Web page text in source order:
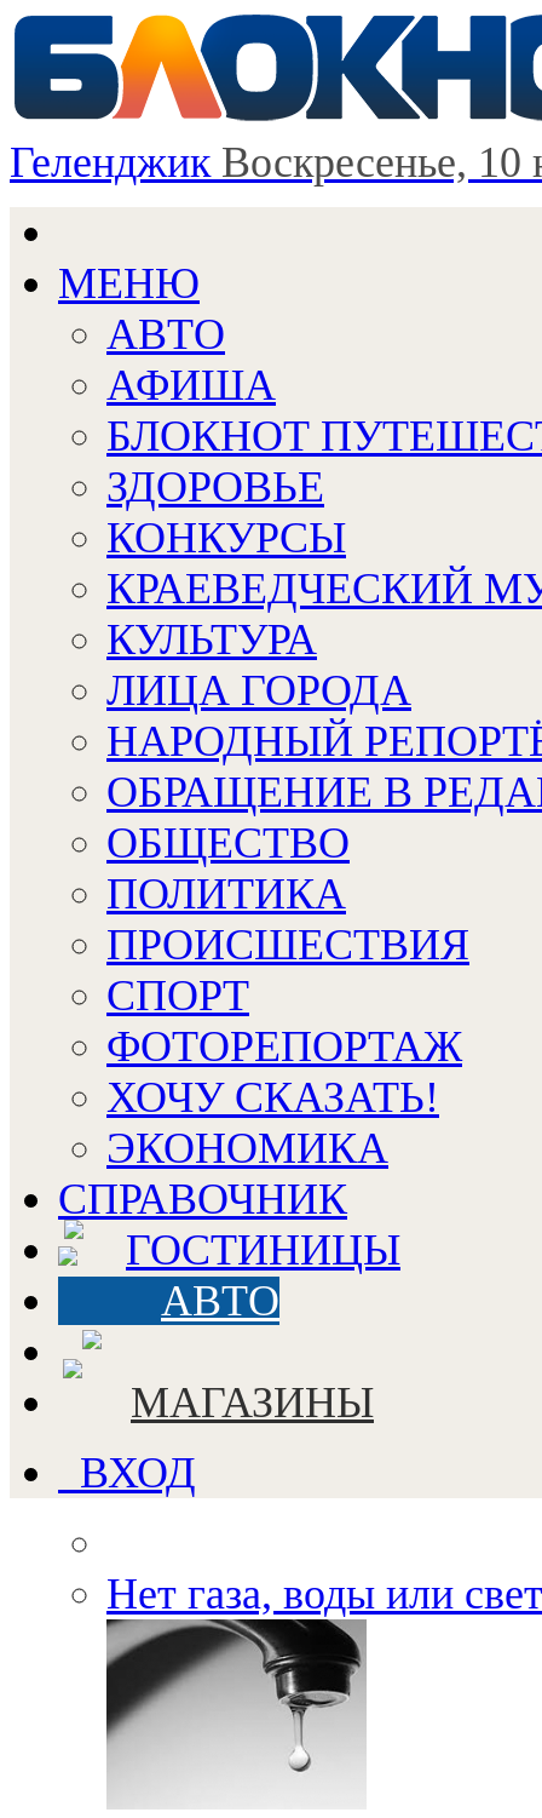
Геленджик Воскресенье, 10
МЕНЮ
АВТО
АФИША
БЛОКНОТ
ЗДОРОВЬЕ
КОНКУРСЫ
КРАЕВЕДЧЕСКИЙ
КУЛЬТУРА
ЛИЦА ГОРОДА
НАРОДНЫЙ
ОБРАЩЕНИЕ В
ОБЩЕСТВО
ПОЛИТИКА
ПРОИСШЕСТВИЯ
СПОРТ
ФОТОРЕПОРТАЖ
ХОЧУ СКАЗАТЬ!
ЭКОНОМИКА
СПРАВОЧНИК
ГОСТИНИЦЫ
АВТО
МАГАЗИНЫ
ВХОД
Нет газа, воды или